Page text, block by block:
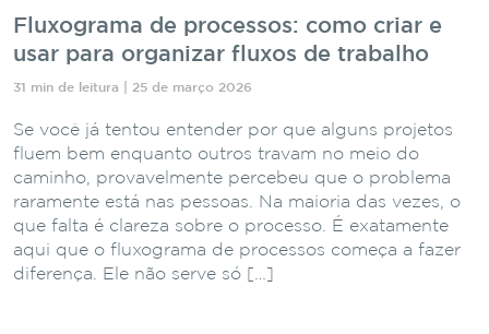
Fluxograma de processos: como criar e
usar para organizar fluxos de trabalho
31 min de leitura | 25 de março 2026
Se você já tentou entender por que alguns projetos
fluem bem enquanto outros travam no meio do
caminho, provavelmente percebeu que o problema
raramente está nas pessoas. Na maioria das vezes, o
que falta é clareza sobre o processo. É exatamente
aqui que o fluxograma de processos começa a fazer
diferença. Ele não serve só […]